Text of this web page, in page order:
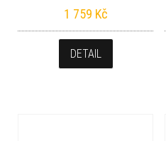
1 759 Kč
DETAIL